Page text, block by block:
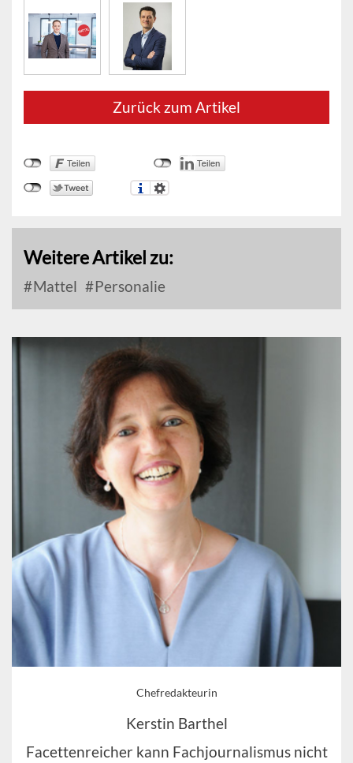
Zurück zum Artikel
Weitere Artikel zu:
Mattel Personalie
Chefredakteurin
Kerstin Barthel
Facettenreicher kann Fachjournalismus nicht